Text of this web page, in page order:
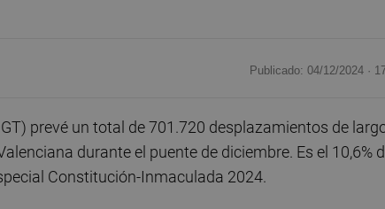
Publicado: 04/12/2024 ·
prevé un total de 701.720 desplazamientos de
durante el puente de diciembre. Es el 10,6%
Constitución-Inmaculada 2024.